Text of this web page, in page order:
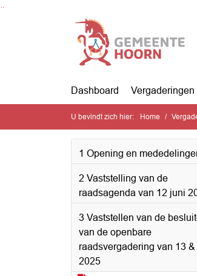
Dashboard Vergaderingen
U bevindt zich hier: Home
1 Opening en
2 Vaststelling van de
raadsagenda van 12 juni
3 Vaststellen van de
van de openbare
raadsvergadering van 13 &
2025